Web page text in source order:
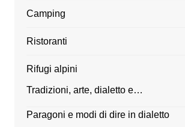
Camping
Ristoranti
Rifugi alpini
Tradizioni, arte, dialetto e…
Paragoni e modi di dire in dialetto